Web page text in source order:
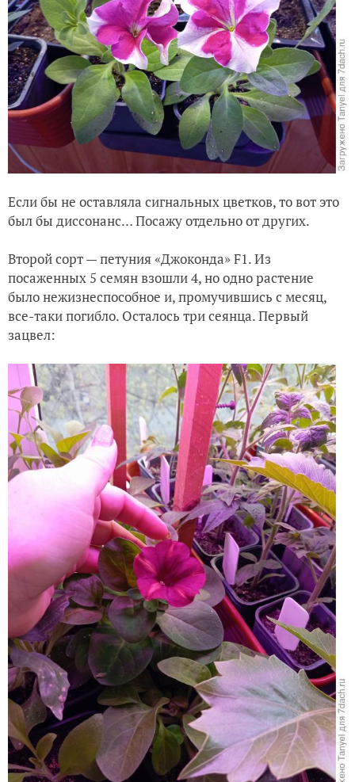
Если бы не оставляла сигнальных цветков, то вот это
был бы диссонанс… Посажу отдельно от других.
Второй сорт — петуния «Джоконда» F1. Из
посаженных 5 семян взошли 4, но одно растение
было нежизнеспособное и, промучившись с месяц,
все-таки погибло. Осталось три сеянца. Первый
зацвел: